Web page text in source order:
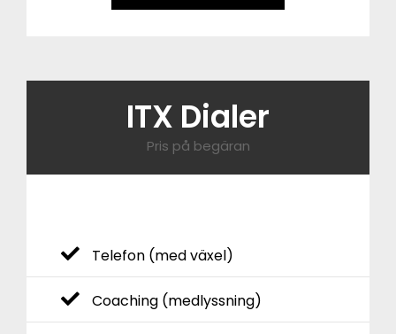
ITX Dialer
Pris på begäran​
Telefon (med växel)
Coaching (medlyssning)